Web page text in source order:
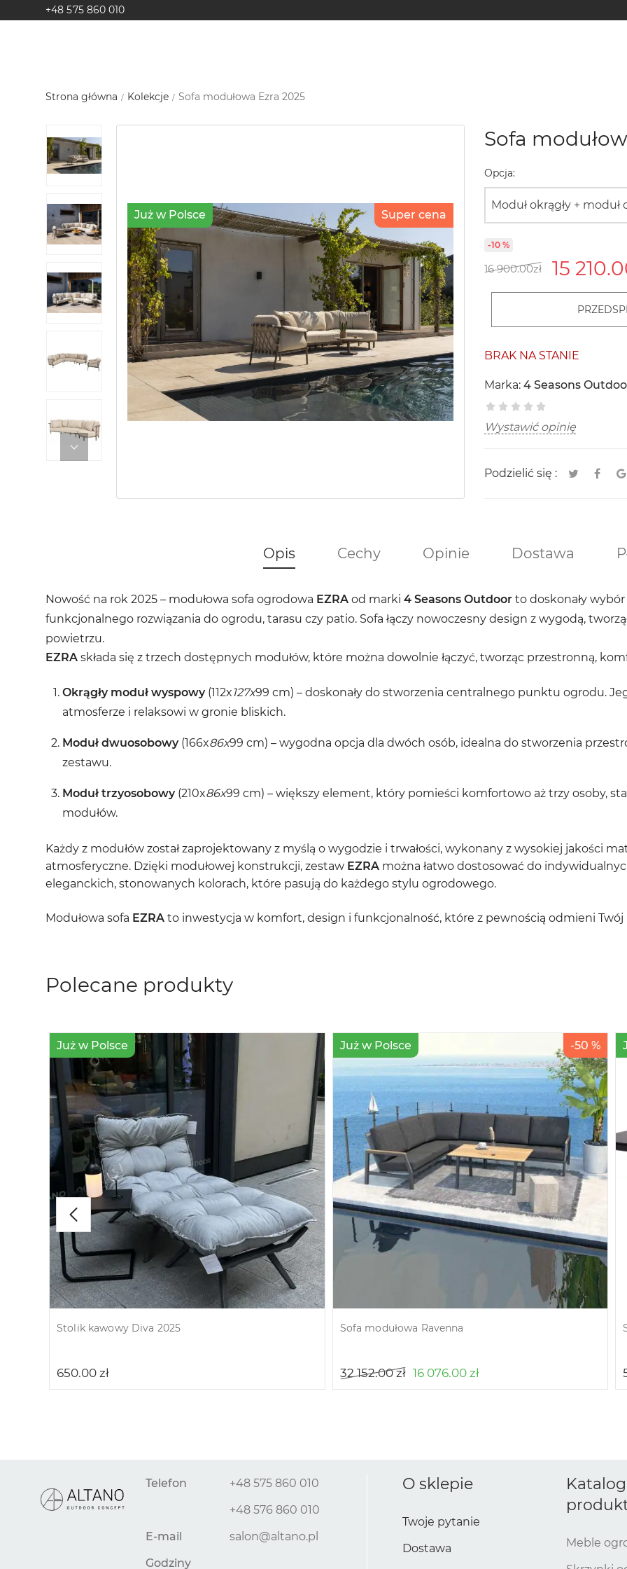
+48 575 860 010
Strona główna Kolekcje Sofa modułowa Ezra 2025
Już w Polsce Super cena
Sofa
Opcja:
Moduł okrągły +
16 900.00zł 15
-10 %
BRAK NA STANIE
Marka: 4 Seasons
Wystawić opinię
Podzielić się :
Opis Cechy Opinie Dostawa
Nowość na rok 2025 – modułowa sofa ogrodowa EZRA od marki 4 Seasons Outdoor to doskonały
funkcjonalnego rozwiązania do ogrodu, tarasu czy patio. Sofa łączy nowoczesny design z wygodą,
powietrzu.
EZRA składa się z trzech dostępnych modułów, które można dowolnie łączyć, tworząc przestronną,
Okrągły moduł wyspowy(112x127x99 cm) – doskonały do stworzenia centralnego punktu ogrodu.
atmosferze i relaksowi w gronie bliskich.
Moduł dwuosobowy(166x86x99 cm) – wygodna opcja dla dwóch osób, idealna do stworzenia
zestawu.
Moduł trzyosobowy(210x86x99 cm) – większy element, który pomieści komfortowo aż trzy osoby,
modułów.
Każdy z modułów został zaprojektowany z myślą o wygodzie i trwałości, wykonany z wysokiej jakości
atmosferyczne. Dzięki modułowej konstrukcji, zestaw EZRA można łatwo dostosować do
eleganckich, stonowanych kolorach, które pasują do każdego stylu ogrodowego.
Modułowa sofa EZRA to inwestycja w komfort, design i funkcjonalność, które z pewnością odmieni
Polecane produkty
Już w Polsce
Stolik kawowy Diva 2025
650.00 zł
Już w Polsce -50 %
Sofa modułowa Ravenna
32 152.00zł 16 076.00 zł
Telefon
+48 575 860 010
+48 576 860 010
E-mail
salon@altano.pl
Godziny
O sklepie
Twoje pytanie
Dostawa
Katalog
Meble